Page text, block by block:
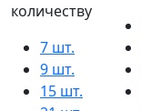
количеству
7 шт.
9 шт.
15 шт.